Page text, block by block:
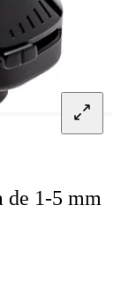
de 1-5 mm